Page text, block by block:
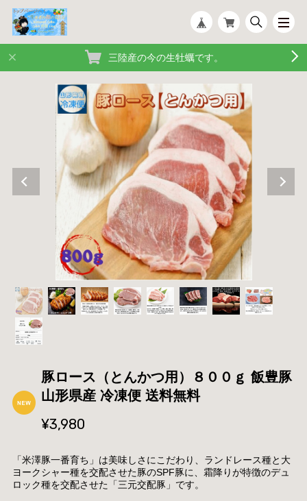
三陸産の今の生牡蠣です。
豚ロース（とんかつ用）８００ｇ 飯豊豚
山形県産 冷凍便 送料無料
¥3,980
「米澤豚一番育ち」は美味しさにこだわり、ランドレース種と大
ヨークシャー種を交配させた豚のSPF豚に、霜降りが特徴のデュ
ロック種を交配させた「三元交配豚」です。